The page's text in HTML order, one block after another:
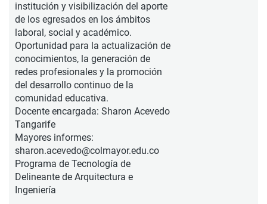
institución y visibilización del aporte
de los egresados en los ámbitos
laboral, social y académico.
Oportunidad para la actualización de
conocimientos, la generación de
redes profesionales y la promoción
del desarrollo continuo de la
comunidad educativa.
Docente encargada: Sharon Acevedo
Tangarife
Mayores informes:
sharon.acevedo@colmayor.edu.co
Programa de Tecnología de
Delineante de Arquitectura e
Ingeniería